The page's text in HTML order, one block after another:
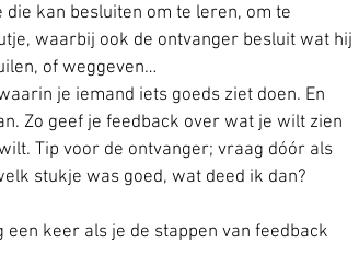
kan besluiten om te leren, om te
waarbij ook de ontvanger besluit wat hij
of weggeven…
je iemand iets goeds ziet doen. En
Zo geef je feedback over wat je wilt zien
Tip voor de ontvanger; vraag dóór als
stukje was goed, wat deed ik dan?
een keer als je de stappen van feedback